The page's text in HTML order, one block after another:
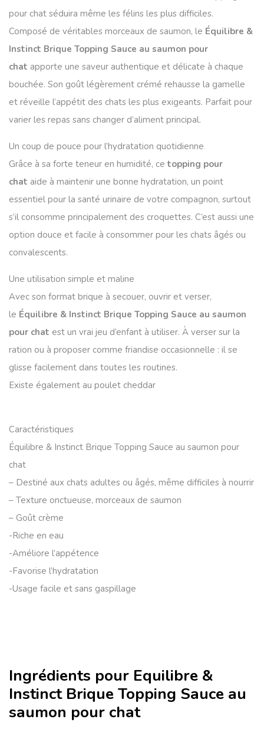
pour chat séduira même les félins les plus difficiles.
Composé de véritables morceaux de saumon, le Équilibre &
Instinct Brique Topping Sauce au saumon pour
chat apporte une saveur authentique et délicate à chaque
bouchée. Son goût légèrement crémé rehausse la gamelle
et réveille l’appétit des chats les plus exigeants. Parfait pour
varier les repas sans changer d’aliment principal.
Un coup de pouce pour l’hydratation quotidienne
Grâce à sa forte teneur en humidité, ce topping pour
chat aide à maintenir une bonne hydratation, un point
essentiel pour la santé urinaire de votre compagnon, surtout
s’il consomme principalement des croquettes. C’est aussi une
option douce et facile à consommer pour les chats âgés ou
convalescents.
Une utilisation simple et maline
Avec son format brique à secouer, ouvrir et verser,
le Équilibre & Instinct Brique Topping Sauce au saumon
pour chat est un vrai jeu d’enfant à utiliser. À verser sur la
ration ou à proposer comme friandise occasionnelle : il se
glisse facilement dans toutes les routines.
Existe également au poulet cheddar
Caractéristiques
Équilibre & Instinct Brique Topping Sauce au saumon pour
chat
– Destiné aux chats adultes ou âgés, même difficiles à nourrir
– Texture onctueuse, morceaux de saumon
– Goût crème
-Riche en eau
-Améliore l’appétence
-Favorise l’hydratation
-Usage facile et sans gaspillage
Ingrédients pour Equilibre &
Instinct Brique Topping Sauce au
saumon pour chat